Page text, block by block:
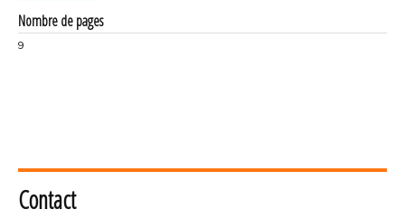
Nombre de pages
9
Contact